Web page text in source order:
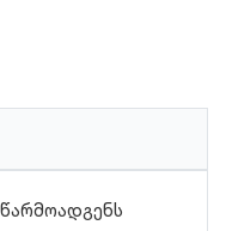
წარმოადგენს